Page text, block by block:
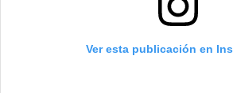
Ver esta publicación en